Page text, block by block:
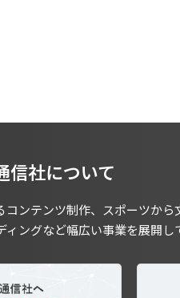
信社について
ンテンツ制作、スポーツか
ィングなど幅広い事業を展開し